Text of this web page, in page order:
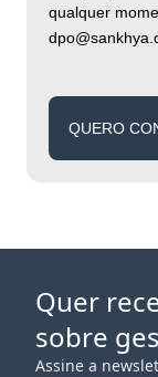
qualquer
QUERO
Quer
sobre
Assine a